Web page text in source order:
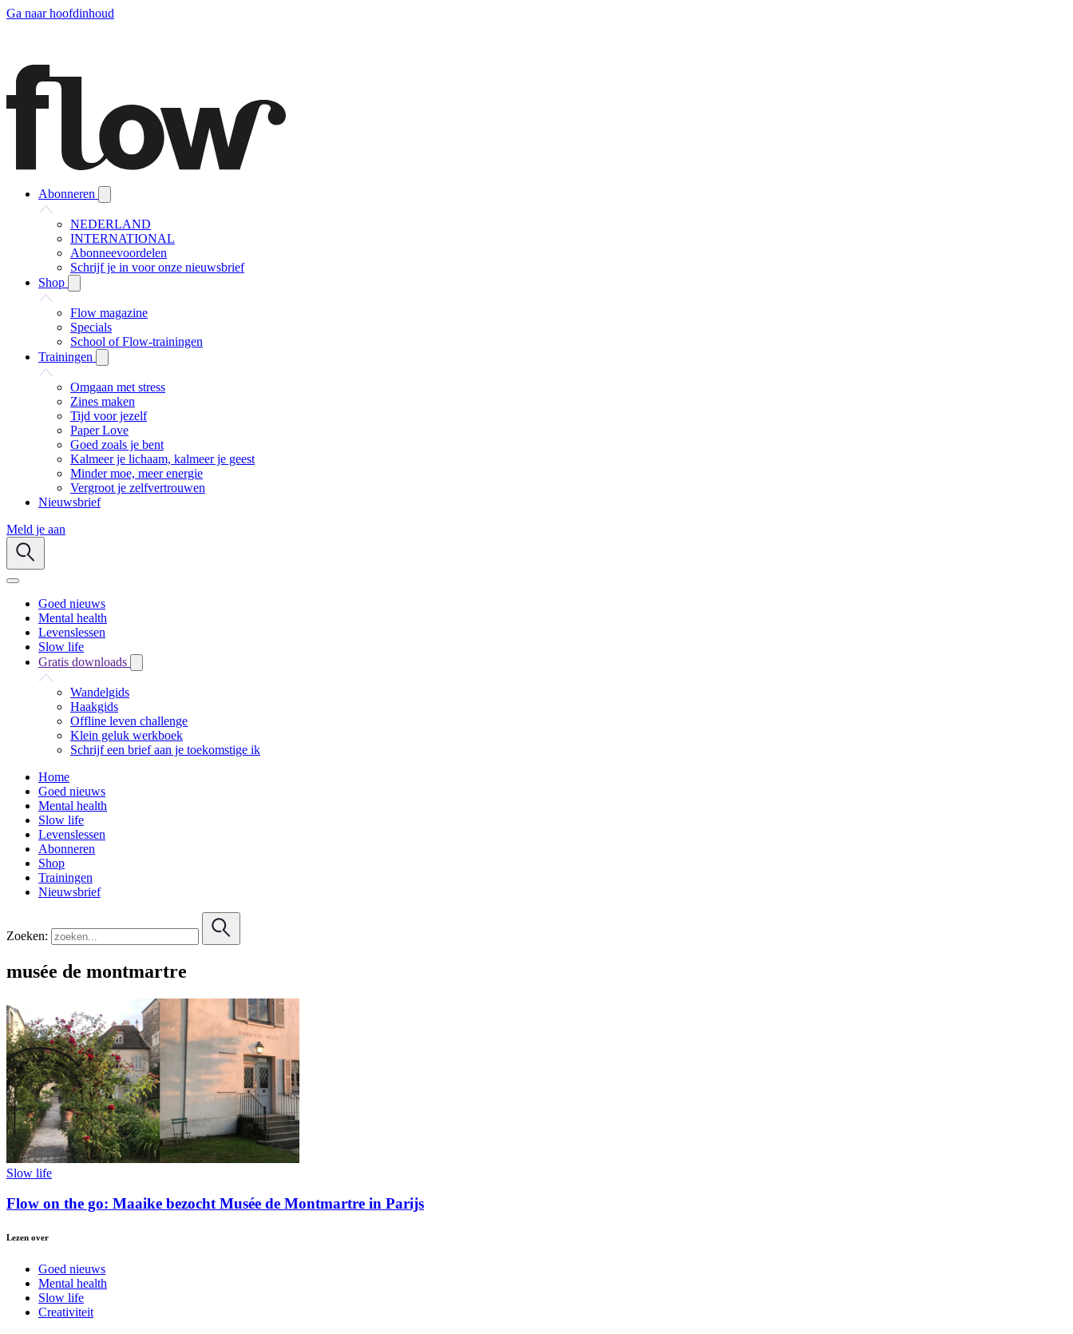
Ga naar hoofdinhoud
Abonneren
NEDERLAND
INTERNATIONAL
Abonneevoordelen
Schrijf je in voor onze nieuwsbrief
Shop
Flow magazine
Specials
School of Flow-trainingen
Trainingen
Omgaan met stress
Zines maken
Tijd voor jezelf
Paper Love
Goed zoals je bent
Kalmeer je lichaam, kalmeer je geest
Minder moe, meer energie
Vergroot je zelfvertrouwen
Nieuwsbrief
Meld je aan
Goed nieuws
Mental health
Levenslessen
Slow life
Gratis downloads
Wandelgids
Haakgids
Offline leven challenge
Klein geluk werkboek
Schrijf een brief aan je toekomstige ik
Home
Goed nieuws
Mental health
Slow life
Levenslessen
Abonneren
Shop
Trainingen
Nieuwsbrief
Zoeken:
musée de montmartre
Slow life
Flow on the go: Maaike bezocht Musée de Montmartre in Parijs
Lezen over
Goed nieuws
Mental health
Slow life
Creativiteit